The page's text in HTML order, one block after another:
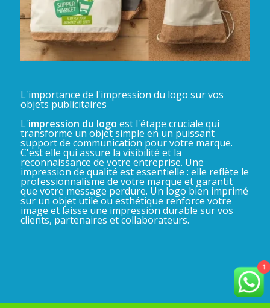
L'importance de l'impression du logo sur vos
objets publicitaires
L'impression du logo est l'étape cruciale qui
transforme un objet simple en un puissant
support de communication pour votre marque.
C'est elle qui assure la visibilité et la
reconnaissance de votre entreprise. Une
impression de qualité est essentielle : elle reflète le
professionnalisme de votre marque et garantit
que votre message perdure. Un logo bien imprimé
sur un objet utile ou esthétique renforce votre
image et laisse une impression durable sur vos
clients, partenaires et collaborateurs.
1